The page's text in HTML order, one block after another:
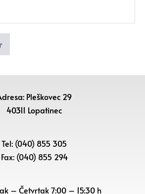
Pleškovec 29
40311 Lopatinec
Tel: (040) 855 305
Fax: (040) 855 294
– Četvrtak 7:00 – 15:30 h